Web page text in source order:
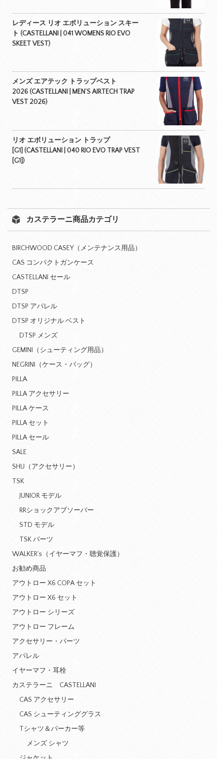
レディース リオ エボリューション スキー
ト (CASTELLANI | 041 WOMENS RIO EVO
SKEET VEST)
メンズ エアテック トラップベスト
2026 (CASTELLANI | MEN’S AIRTECH TRAP
VEST 2026)
リオ エボリューション トラップ
[G1] (CASTELLANI | 040 RIO EVO TRAP VEST
[G1])
カステラーニ商品カテゴリ
BIRCHWOOD CASEY（メンテナンス用品）
CAS コンパクトガンケース
CASTELLANI セール
DTSP
DTSP アパレル
DTSP オリジナル ベスト
DTSP メンズ
GEMINI（シューティング用品）
NEGRINI（ケース・バッグ）
PILLA
PILLA アクセサリー
PILLA ケース
PILLA セット
PILLA セール
SALE
SHU（アクセサリー）
TSK
JUNIOR モデル
RRショックアブソーバー
STD モデル
TSK パーツ
WALKER's（イヤーマフ・聴覚保護）
お勧め商品
アウトロー X6 COPA セット
アウトロー X6 セット
アウトロー シリーズ
アウトロー フレーム
アクセサリー・パーツ
アパレル
イヤーマフ・耳栓
カステラーニ CASTELLANI
CAS アクセサリー
CAS シューティンググラス
Tシャツ＆パーカー等
メンズ シャツ